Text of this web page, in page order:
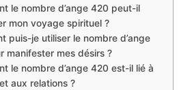
le nombre d’ange 420 peut-il
mon voyage spirituel ?
puis-je utiliser le nombre d’ange
manifester mes désirs ?
le nombre d’ange 420 est-il lié à
et aux relations ?